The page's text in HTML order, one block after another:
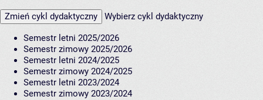
Zmień cykl dydaktyczny Wybierz cykl dydaktyczny
Semestr letni 2025/2026
Semestr zimowy 2025/2026
Semestr letni 2024/2025
Semestr zimowy 2024/2025
Semestr letni 2023/2024
Semestr zimowy 2023/2024